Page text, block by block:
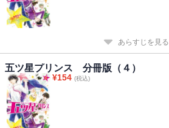
あらすじを見る
五ツ星プリンス 分冊版（４）
¥154 (税込)